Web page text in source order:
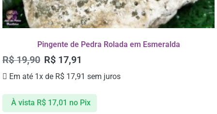
Pingente de Pedra Rolada em Esmeralda
R$19,90 R$ 17,91
Em até 1x de R$ 17,91 sem juros
À vista R$17,01 no Pix